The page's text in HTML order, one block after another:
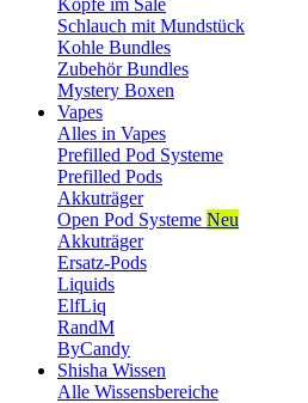
Köpfe im Sale
Schlauch mit Mundstück
Kohle Bundles
Zubehör Bundles
Mystery Boxen
Vapes
Alles in Vapes
Prefilled Pod Systeme
Prefilled Pods
Akkuträger
Open Pod Systeme Neu
Akkuträger
Ersatz-Pods
Liquids
ElfLiq
RandM
ByCandy
Shisha Wissen
Alle Wissensbereiche